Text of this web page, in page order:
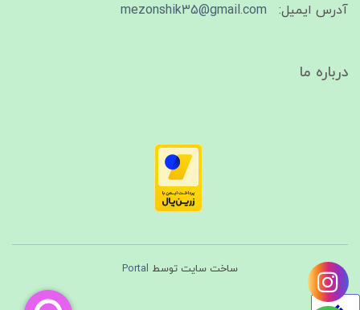
آدرس ایمیل:
mezonshik35@gmail.com
درباره ما
ساخت سایت توسط Portal